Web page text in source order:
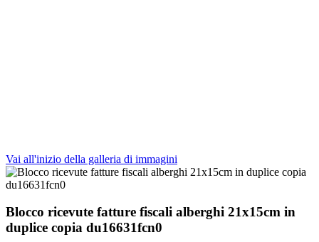
Vai all'inizio della galleria di immagini
Blocco ricevute fatture fiscali alberghi 21x15cm in
duplice copia du16631fcn0